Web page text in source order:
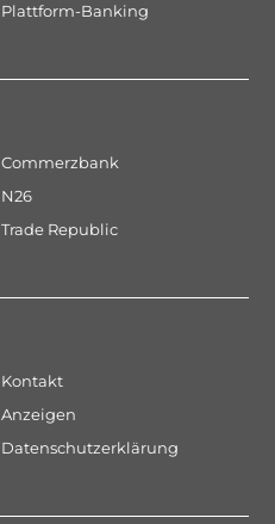
Plattform-Banking
Commerzbank
N26
Trade Republic
Kontakt
Anzeigen
Datenschutzerklärung